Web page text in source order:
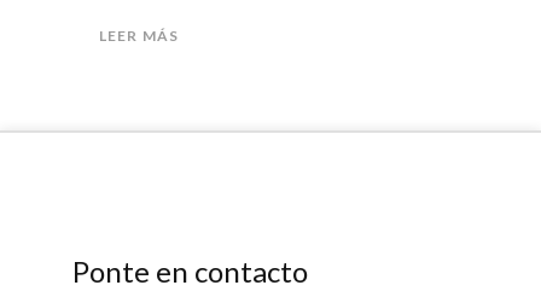
LEER MÁS
Ponte en contacto